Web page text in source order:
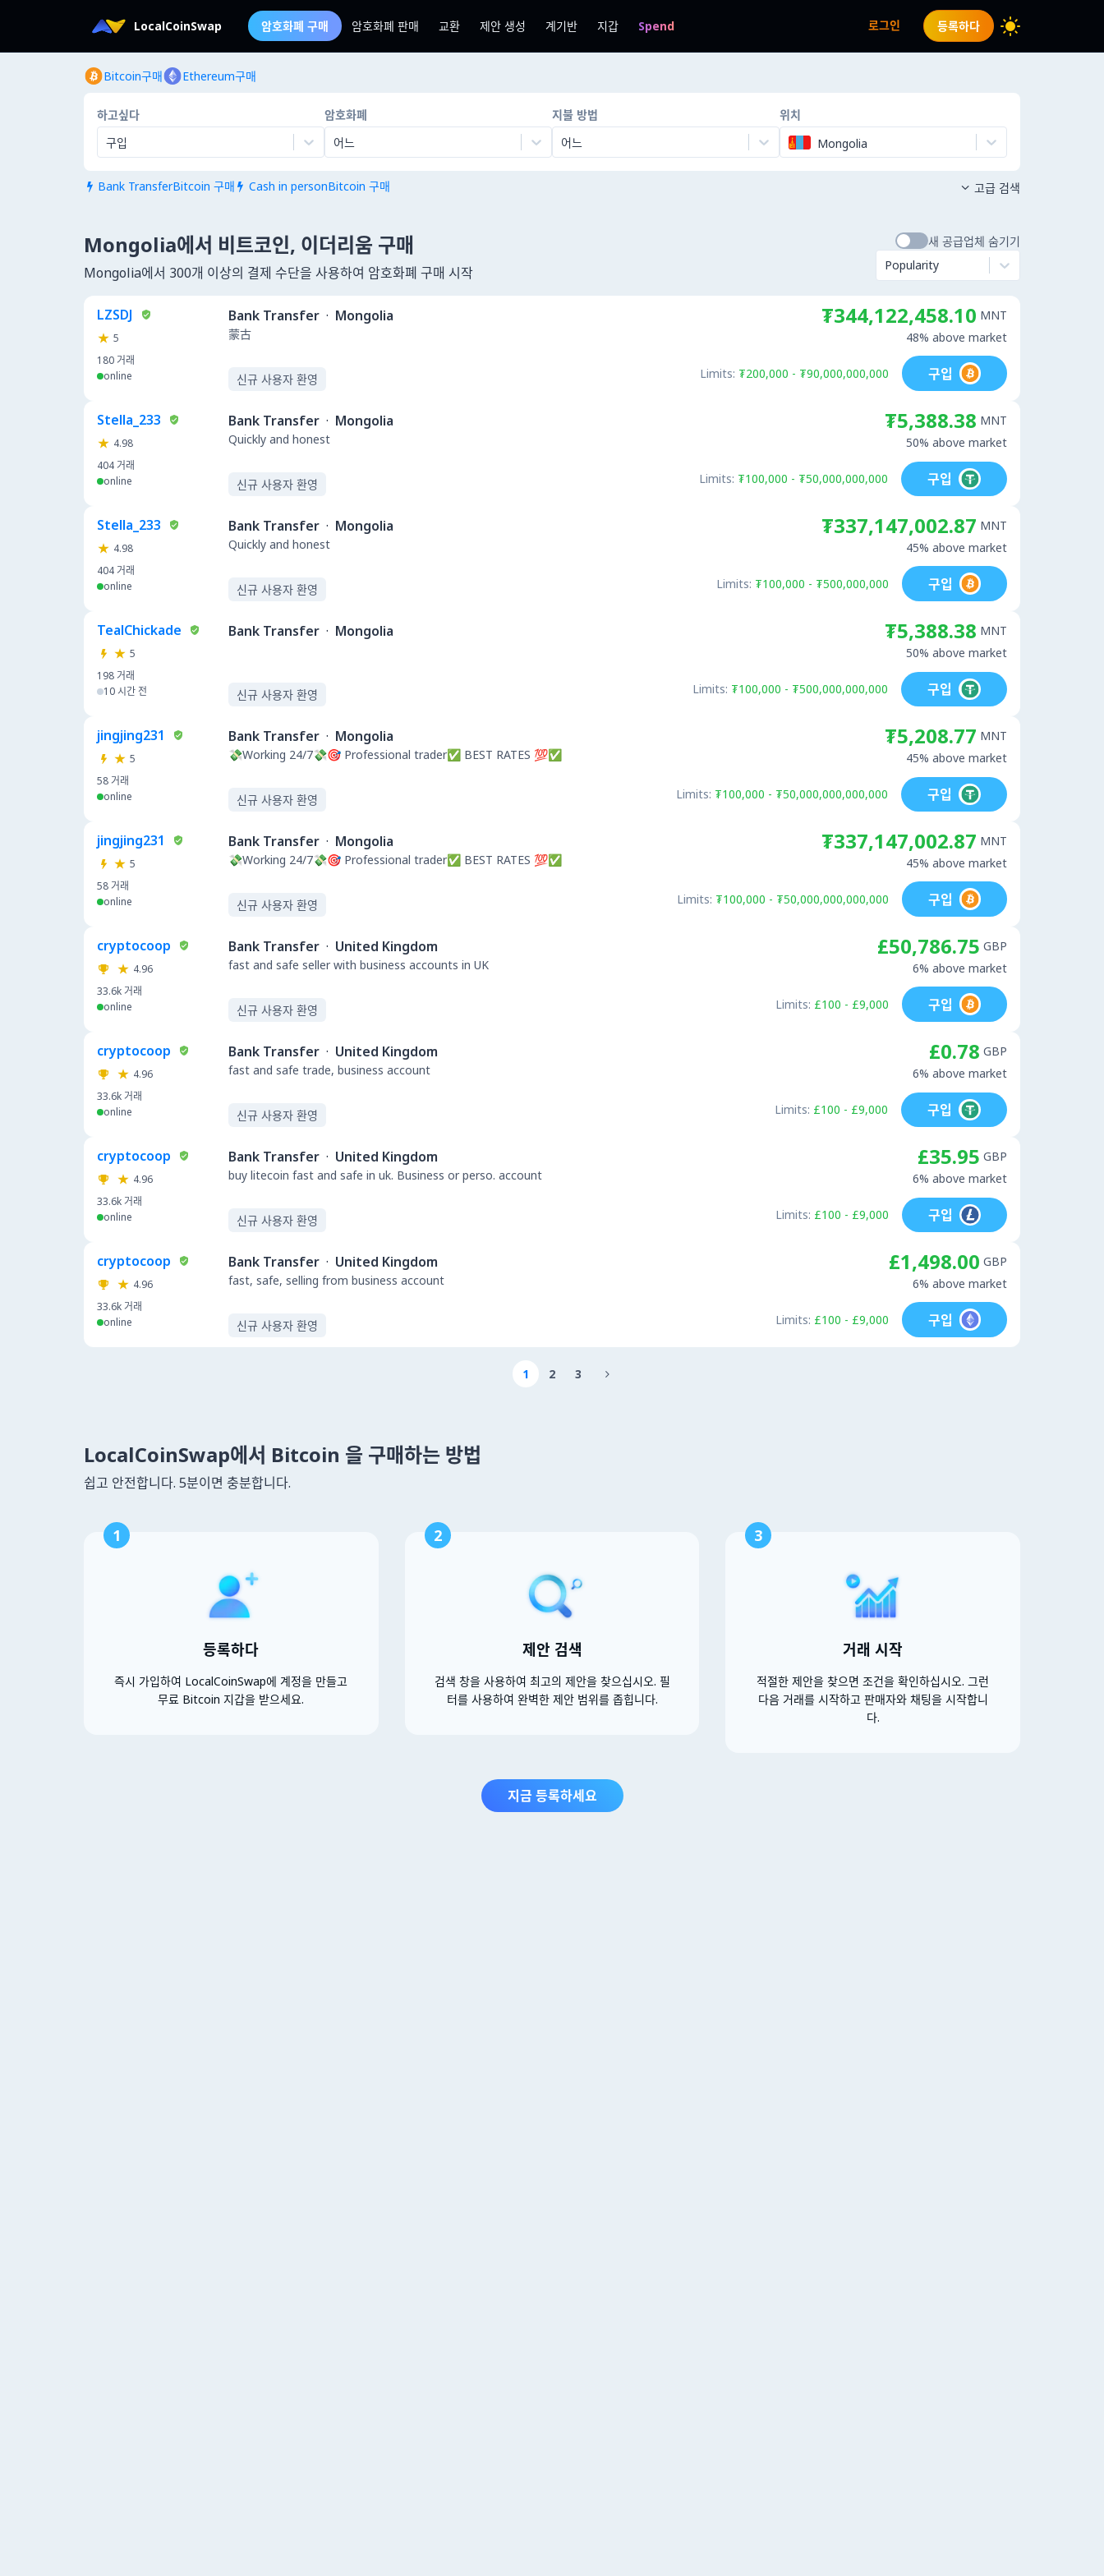
LocalCoinSwap 암호화폐 구매 암호화폐 판매 교환 제안 생성 계기반 지갑 Spend 로그인 등록하다
Bitcoin구매 Ethereum구매
하고싶다
구입
암호화폐
어느
지불 방법
어느
위치
Mongolia
 Bank TransferBitcoin 구매  Cash in personBitcoin 구매  고급 검색
Mongolia에서 비트코인, 이더리움 구매
Mongolia에서 300개 이상의 결제 수단을 사용하여 암호화폐 구매 시작
새 공급업체 숨기기
Popularity
LZSDJ
5
180 거래
online
Bank Transfer · Mongolia
蒙古
신규 사용자 환영
₮344,122,458.10 MNT
48% above market
Limits: ₮200,000 - ₮90,000,000,000 구입
Stella_233
4.98
404 거래
online
Bank Transfer · Mongolia
Quickly and honest
신규 사용자 환영
₮5,388.38 MNT
50% above market
Limits: ₮100,000 - ₮50,000,000,000 구입
Stella_233
4.98
404 거래
online
Bank Transfer · Mongolia
Quickly and honest
신규 사용자 환영
₮337,147,002.87 MNT
45% above market
Limits: ₮100,000 - ₮500,000,000 구입
TealChickade
5
198 거래
10 시간 전
Bank Transfer · Mongolia
신규 사용자 환영
₮5,388.38 MNT
50% above market
Limits: ₮100,000 - ₮500,000,000,000 구입
jingjing231
5
58 거래
online
Bank Transfer · Mongolia
💸Working 24/7💸🎯 Professional trader✅ BEST RATES 💯✅
신규 사용자 환영
₮5,208.77 MNT
45% above market
Limits: ₮100,000 - ₮50,000,000,000,000 구입
jingjing231
5
58 거래
online
Bank Transfer · Mongolia
💸Working 24/7💸🎯 Professional trader✅ BEST RATES 💯✅
신규 사용자 환영
₮337,147,002.87 MNT
45% above market
Limits: ₮100,000 - ₮50,000,000,000,000 구입
cryptocoop
4.96
33.6k 거래
online
Bank Transfer · United Kingdom
fast and safe seller with business accounts in UK
신규 사용자 환영
£50,786.75 GBP
6% above market
Limits: £100 - £9,000 구입
cryptocoop
4.96
33.6k 거래
online
Bank Transfer · United Kingdom
fast and safe trade, business account
신규 사용자 환영
£0.78 GBP
6% above market
Limits: £100 - £9,000 구입
cryptocoop
4.96
33.6k 거래
online
Bank Transfer · United Kingdom
buy litecoin fast and safe in uk. Business or perso. account
신규 사용자 환영
£35.95 GBP
6% above market
Limits: £100 - £9,000 구입
cryptocoop
4.96
33.6k 거래
online
Bank Transfer · United Kingdom
fast, safe, selling from business account
신규 사용자 환영
£1,498.00 GBP
6% above market
Limits: £100 - £9,000 구입
1 2 3 
LocalCoinSwap에서 Bitcoin 을 구매하는 방법
쉽고 안전합니다. 5분이면 충분합니다.
1
등록하다
즉시 가입하여 LocalCoinSwap에 계정을 만들고
무료 Bitcoin 지갑을 받으세요.
2
제안 검색
검색 창을 사용하여 최고의 제안을 찾으십시오. 필
터를 사용하여 완벽한 제안 범위를 좁힙니다.
3
거래 시작
적절한 제안을 찾으면 조건을 확인하십시오. 그런
다음 거래를 시작하고 판매자와 채팅을 시작합니
다.
지금 등록하세요